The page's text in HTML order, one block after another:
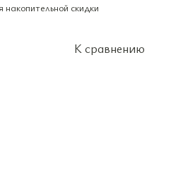
скидки
К сравнению